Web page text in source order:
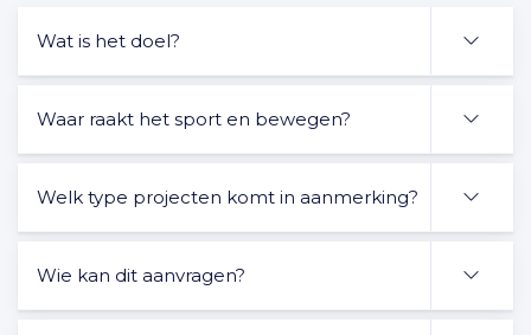
Wat is het doel?
Waar raakt het sport en bewegen?
Welk type projecten komt in aanmerking?
Wie kan dit aanvragen?